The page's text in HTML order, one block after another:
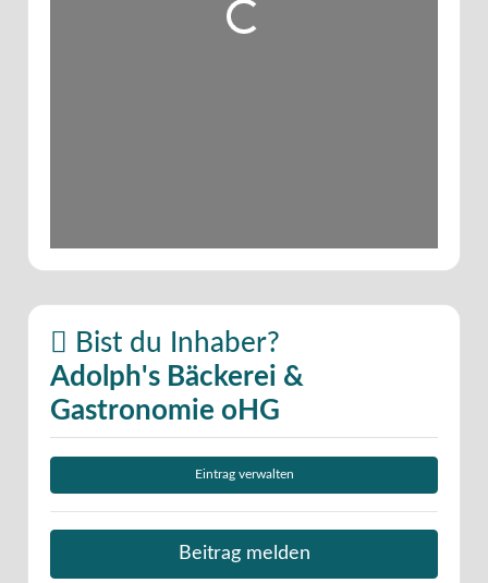
Wird geladen …
Bist du Inhaber?
Adolph's Bäckerei &
Gastronomie oHG
Eintrag verwalten
Beitrag melden